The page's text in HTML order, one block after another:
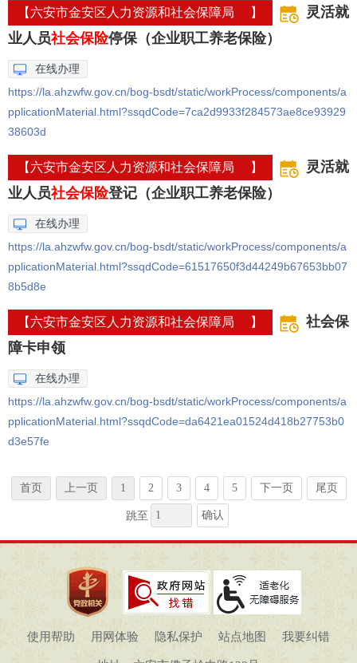
【六安市金安区人力资源和社会保障局 】
灵活就
业人员社会保险停保（企业职工养老保险）
在线办理
https://la.ahzwfw.gov.cn/bog-bsdt/static/workProcess/components/a
pplicationMaterial.html?ssqdCode=7ca2d9933f284573ae8ce93929
38603d
【六安市金安区人力资源和社会保障局 】
灵活就
业人员社会保险登记（企业职工养老保险）
在线办理
https://la.ahzwfw.gov.cn/bog-bsdt/static/workProcess/components/a
pplicationMaterial.html?ssqdCode=61517650f3d44249b67653bb07
8b5d8e
【六安市金安区人力资源和社会保障局 】
社会保
障卡申领
在线办理
https://la.ahzwfw.gov.cn/bog-bsdt/static/workProcess/components/a
pplicationMaterial.html?ssqdCode=da6421ea01524d418b27753b0
d3e57fe
首页 上一页 1 2 3 4 5 下一页 尾页
跳至 确认
使用帮助 用网体验 隐私保护 站点地图 我要纠错